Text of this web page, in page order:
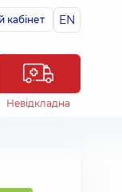
кабінет EN
Невідкладна